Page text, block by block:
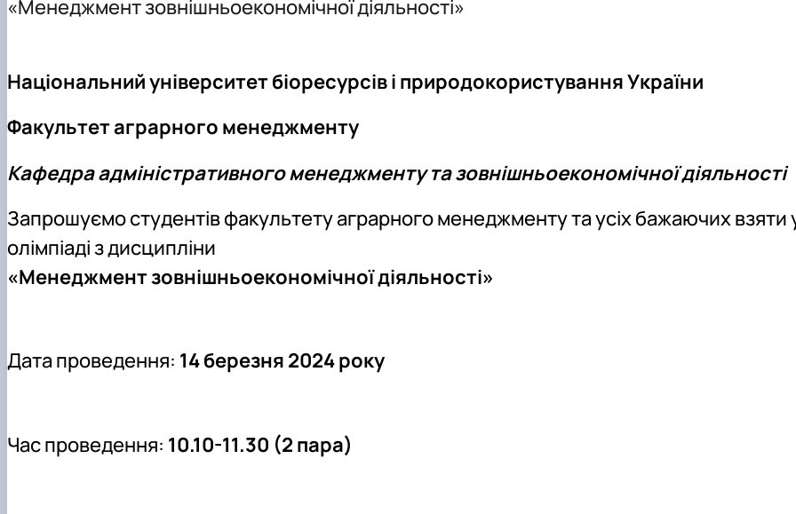
DigiAgrar_UA
«Менеджмент зовнішньоекономічної діяльності»
Національний університет біоресурсів і природокористування України
Факультет аграрного менеджменту
Кафедра адміністративного менеджменту та зовнішньоекономічної діяльності
Запрошуємо студентів факультету аграрного менеджменту та усіх бажаючих взяти
олімпіаді з дисципліни
«Менеджмент зовнішньоекономічної діяльності»
Дата проведення: 14 березня 2024 року
Час проведення: 10.10-11.30 (2 пара)